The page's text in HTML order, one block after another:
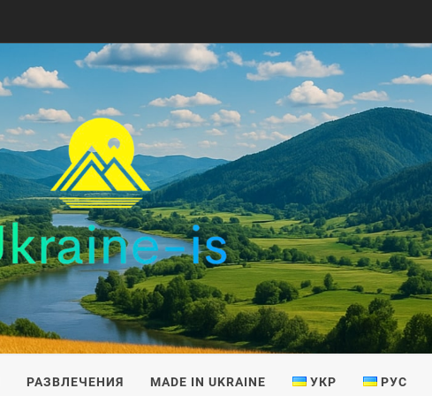
РАЗВЛЕЧЕНИЯ MADE IN UKRAINE УКР РУС